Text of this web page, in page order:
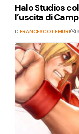
Halo Studios
l’uscita di
DiFRANCESCO LEMURI